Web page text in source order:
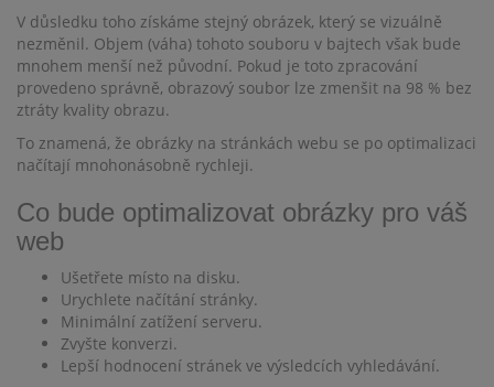
V důsledku toho získáme stejný obrázek, který se vizuálně
nezměnil. Objem (váha) tohoto souboru v bajtech však bude
mnohem menší než původní. Pokud je toto zpracování
provedeno správně, obrazový soubor lze zmenšit na 98 % bez
ztráty kvality obrazu.
To znamená, že obrázky na stránkách webu se po optimalizaci
načítají mnohonásobně rychleji.
Co bude optimalizovat obrázky pro váš
web
Ušetřete místo na disku.
Urychlete načítání stránky.
Minimální zatížení serveru.
Zvyšte konverzi.
Lepší hodnocení stránek ve výsledcích vyhledávání.